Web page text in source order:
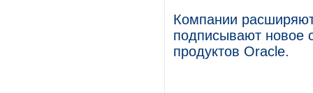
Компании
подписывают новое
продуктов Oracle.